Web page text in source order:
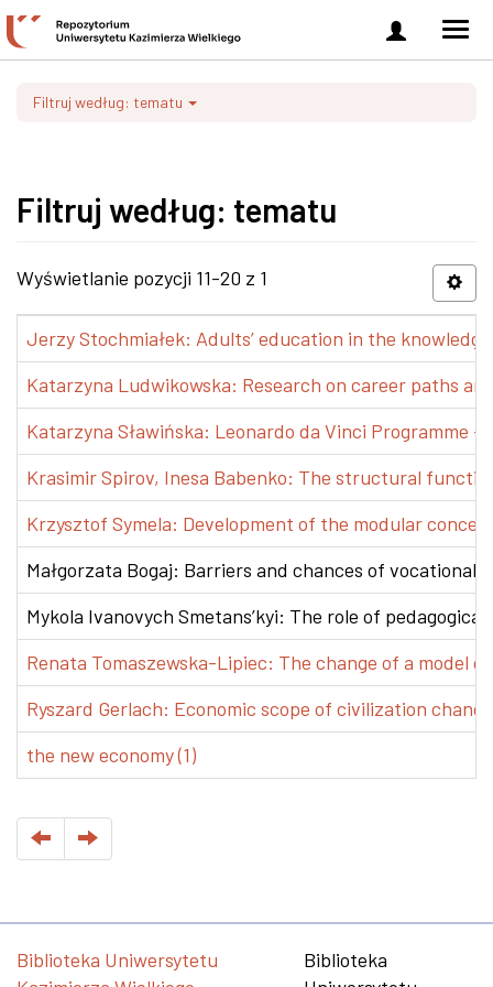
Zaloguj
się
Filtruj według: tematu
Filtruj według: tematu
Wyświetlanie pozycji 11-20 z 1
Jerzy Stochmiałek: Adults’ education in the
Katarzyna Ludwikowska: Research on career paths
Katarzyna Sławińska: Leonardo da Vinci Programme
Krasimir Spirov, Inesa Babenko: The structural
Krzysztof Symela: Development of the modular
Małgorzata Bogaj: Barriers and chances of vocational
Mykola Ivanovych Smetans’kyi: The role of
Renata Tomaszewska-Lipiec: The change of a model
Ryszard Gerlach: Economic scope of civilization
the new economy (1)
Biblioteka Uniwersytetu
Biblioteka